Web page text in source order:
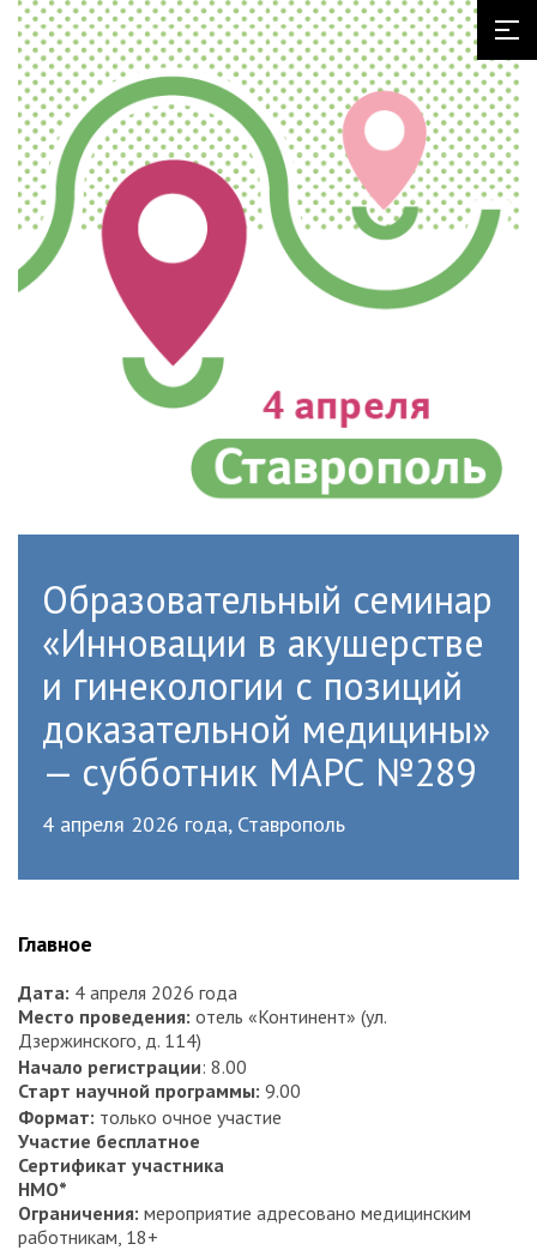
Образовательный семинар
«Инновации в акушерстве
и гинекологии с позиций
доказательной медицины»
— субботник МАРС №289
4 апреля 2026 года, Ставрополь
Главное
Дата: 4 апреля 2026 года
Место проведения: отель «Континент» (ул.
Дзержинского, д. 114)
Начало регистрации: 8.00
Старт научной программы: 9.00
Формат: только очное участие
Участие бесплатное
Сертификат участника
НМО*
Ограничения: мероприятие адресовано медицинским
работникам, 18+